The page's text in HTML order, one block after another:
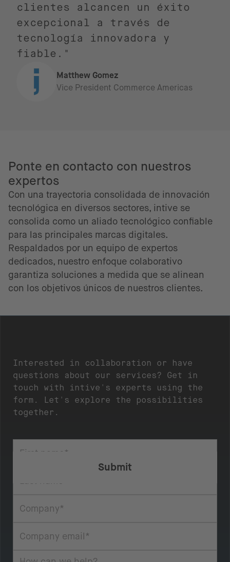
clientes alcancen un éxito
excepcional a través de
tecnología innovadora y
fiable."
Matthew Gomez
Vice President Commerce Americas
Ponte en contacto con nuestros
expertos
Con una trayectoria consolidada de innovación
tecnológica en diversos sectores, intive se
consolida como un aliado tecnológico confiable
para las principales marcas digitales.
Respaldados por un equipo de expertos
dedicados, nuestro enfoque colaborativo
garantiza soluciones a medida que se alinean
con los objetivos únicos de nuestros clientes.
Interested in collaboration or have
questions about our services? Get in
touch with intive's experts using the
form. Let's explore the possibilities
together.